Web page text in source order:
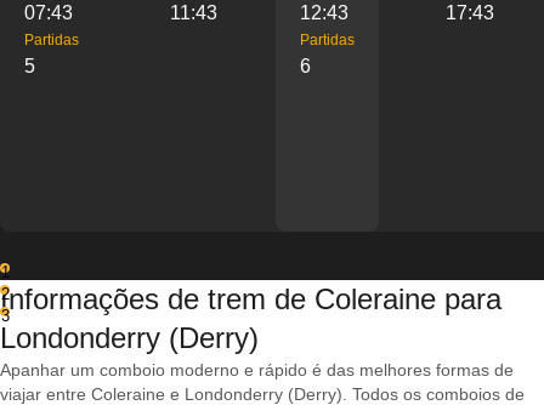
07:43 11:43
Partidas
5
12:43 17:43
Partidas
6
1
2
3
Informações de trem de Coleraine para
Londonderry (Derry)
Apanhar um comboio moderno e rápido é das melhores formas de
viajar entre Coleraine e Londonderry (Derry). Todos os comboios de